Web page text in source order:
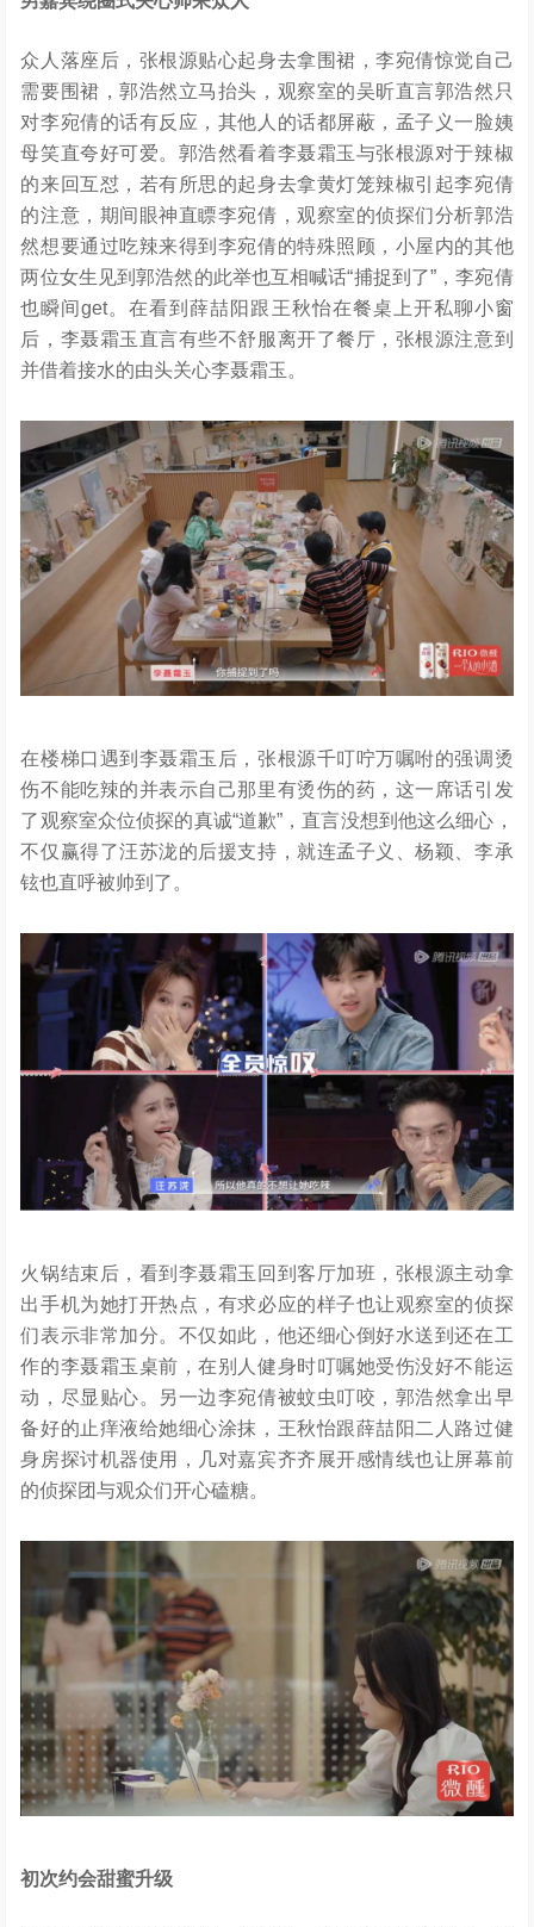
众人落座后，张根源贴心起身去拿围裙，李宛倩惊觉自己
需要围裙，郭浩然立马抬头，观察室的吴昕直言郭浩然只
对李宛倩的话有反应，其他人的话都屏蔽，孟子义一脸姨
母笑直夸好可爱。郭浩然看着李聂霜玉与张根源对于辣椒
的来回互怼，若有所思的起身去拿黄灯笼辣椒引起李宛倩
的注意，期间眼神直瞟李宛倩，观察室的侦探们分析郭浩
然想要通过吃辣来得到李宛倩的特殊照顾，小屋内的其他
两位女生见到郭浩然的此举也互相喊话“捕捉到了”，李宛倩
也瞬间get。在看到薛喆阳跟王秋怡在餐桌上开私聊小窗
后，李聂霜玉直言有些不舒服离开了餐厅，张根源注意到
并借着接水的由头关心李聂霜玉。
在楼梯口遇到李聂霜玉后，张根源千叮咛万嘱咐的强调烫
伤不能吃辣的并表示自己那里有烫伤的药，这一席话引发
了观察室众位侦探的真诚“道歉”，直言没想到他这么细心，
不仅赢得了汪苏泷的后援支持，就连孟子义、杨颖、李承
铉也直呼被帅到了。
火锅结束后，看到李聂霜玉回到客厅加班，张根源主动拿
出手机为她打开热点，有求必应的样子也让观察室的侦探
们表示非常加分。不仅如此，他还细心倒好水送到还在工
作的李聂霜玉桌前，在别人健身时叮嘱她受伤没好不能运
动，尽显贴心。另一边李宛倩被蚊虫叮咬，郭浩然拿出早
备好的止痒液给她细心涂抹，王秋怡跟薛喆阳二人路过健
身房探讨机器使用，几对嘉宾齐齐展开感情线也让屏幕前
的侦探团与观众们开心磕糖。
初次约会甜蜜升级